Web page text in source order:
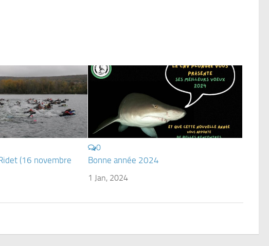
(16 novembre
0
Bonne année 2024
1 Jan, 2024